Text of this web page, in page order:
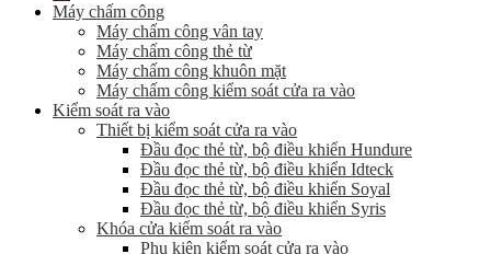
Máy chấm công
Máy chấm công vân tay
Máy chấm công thẻ từ
Máy chấm công khuôn mặt
Máy chấm công kiểm soát cửa ra vào
Kiểm soát ra vào
Thiết bị kiểm soát cửa ra vào
Đầu đọc thẻ từ, bộ điều khiển Hundure
Đầu đọc thẻ từ, bộ điều khiển Idteck
Đầu đọc thẻ từ, bộ điều khiển Soyal
Đầu đọc thẻ từ, bộ điều khiển Syris
Khóa cửa kiểm soát ra vào
Phụ kiện kiểm soát cửa ra vào